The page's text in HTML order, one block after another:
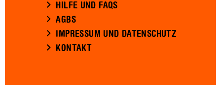
HILFE UND FAQS
AGBS
IMPRESSUM UND DATENSCHUTZ
KONTAKT